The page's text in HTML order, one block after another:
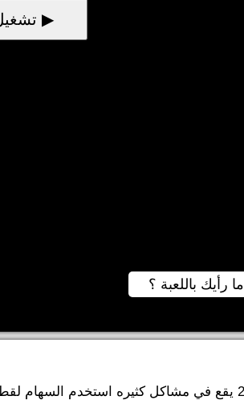
▶
ما رأيك باللعبة ؟
انقذ سانتا قبل بداية عام 2013 يقع في مشاكل كثيره استخدم